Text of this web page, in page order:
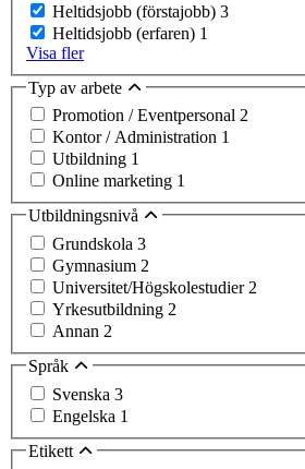
Heltidsjobb (förstajobb) 3
Heltidsjobb (erfaren) 1
Visa fler
Typ av arbete
Promotion / Eventpersonal 2
Kontor / Administration 1
Utbildning 1
Online marketing 1
Utbildningsnivå
Grundskola 3
Gymnasium 2
Universitet/Högskolestudier 2
Yrkesutbildning 2
Annan 2
Språk
Svenska 3
Engelska 1
Etikett